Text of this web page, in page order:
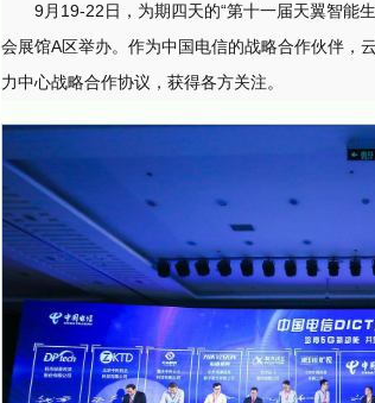
9月19-22日，为期四天的“第十一届天翼智能
会展馆A区举办。作为中国电信的战略合作伙伴，
力中心战略合作协议，获得各方关注。